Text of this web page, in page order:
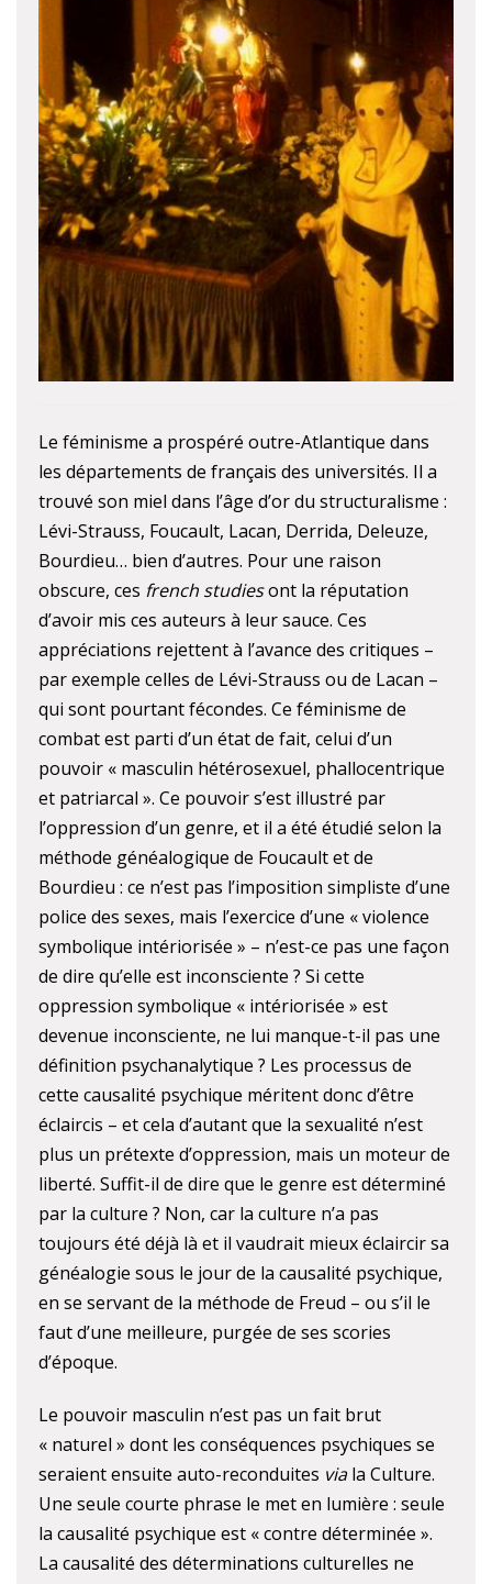
Le féminisme a prospéré outre-Atlantique dans
les départements de français des universités. Il a
trouvé son miel dans l’âge d’or du structuralisme :
Lévi-Strauss, Foucault, Lacan, Derrida, Deleuze,
Bourdieu… bien d’autres. Pour une raison
obscure, ces french studiesont la réputation
d’avoir mis ces auteurs à leur sauce. Ces
appréciations rejettent à l’avance des critiques –
par exemple celles de Lévi-Strauss ou de Lacan –
qui sont pourtant fécondes. Ce féminisme de
combat est parti d’un état de fait, celui d’un
pouvoir « masculin hétérosexuel, phallocentrique
et patriarcal ». Ce pouvoir s’est illustré par
l’oppression d’un genre, et il a été étudié selon la
méthode généalogique de Foucault et de
Bourdieu : ce n’est pas l’imposition simpliste d’une
police des sexes, mais l’exercice d’une « violence
symbolique intériorisée » – n’est-ce pas une façon
de dire qu’elle est inconsciente ? Si cette
oppression symbolique « intériorisée » est
devenue inconsciente, ne lui manque-t-il pas une
définition psychanalytique ? Les processus de
cette causalité psychique méritent donc d’être
éclaircis – et cela d’autant que la sexualité n’est
plus un prétexte d’oppression, mais un moteur de
liberté. Suffit-il de dire que le genre est déterminé
par la culture ? Non, car la culture n’a pas
toujours été déjà là et il vaudrait mieux éclaircir sa
généalogie sous le jour de la causalité psychique,
en se servant de la méthode de Freud – ou s’il le
faut d’une meilleure, purgée de ses scories
d’époque.
Le pouvoir masculin n’est pas un fait brut
« naturel » dont les conséquences psychiques se
seraient ensuite auto-reconduites viala Culture.
Une seule courte phrase le met en lumière : seule
la causalité psychique est « contre déterminée ».
La causalité des déterminations culturelles ne